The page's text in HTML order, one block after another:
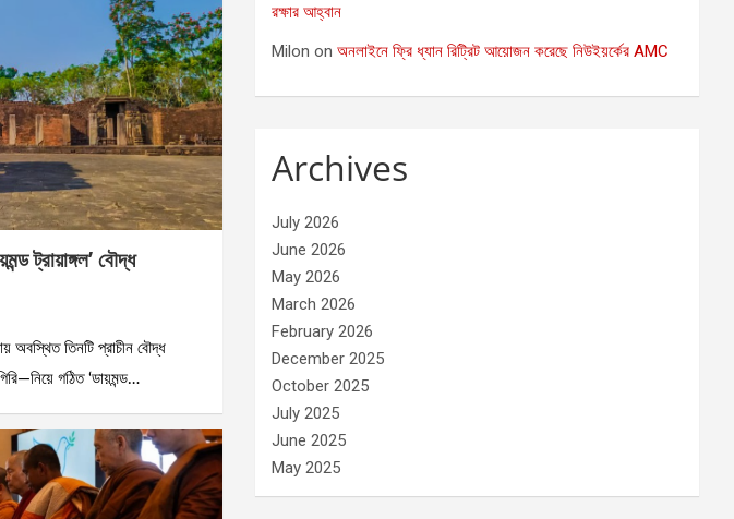
ট্রায়াঙ্গল’ বৌদ্ধ
তিনটি প্রাচীন বৌদ্ধ
গঠিত ‘ডায়মন্ড…
রক্ষার আহ্বান
Milon onঅনলাইনে ফ্রি ধ্যান রিট্রিট আয়োজন করেছে নিউইয়র্কের AMC
Archives
July 2026
June 2026
May 2026
March 2026
February 2026
December 2025
October 2025
July 2025
June 2025
May 2025